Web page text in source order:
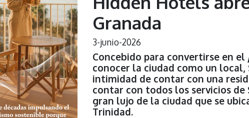
Granada
3-junio-2026
Concebido para convertirse en el
conocer la ciudad como un local,
intimidad de contar con una
contar con todos los servicios
gran lujo de la ciudad que se
Trinidad.